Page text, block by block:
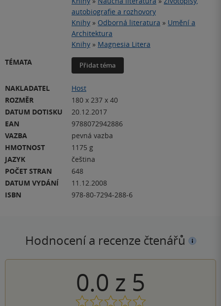
autobiografie a rozhovory
Knihy » Odborná literatura » Umění a
Architektura
Knihy » Magnesia Litera
TÉMATA
Přidat téma
NAKLADATEL
Host
ROZMĚR
180 x 237 x 40
DATUM DOTISKU
20.12.2017
EAN
9788072942886
VAZBA
pevná vazba
HMOTNOST
1175 g
JAZYK
čeština
POČET STRAN
648
DATUM VYDÁNÍ
11.12.2008
ISBN
978-80-7294-288-6
Hodnocení a recenze čtenářů
0.0 z 5